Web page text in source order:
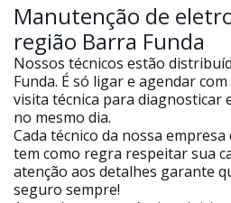
Manutenção de
região Barra Funda
Nossos técnicos estão
Funda. É só ligar e agendar
visita técnica para diagnosticar
no mesmo dia.
Cada técnico da nossa
tem como regra respeitar sua
atenção aos detalhes garante
seguro sempre!